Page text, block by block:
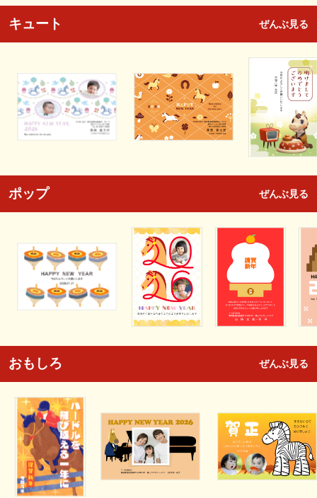
キュート ぜんぶ見る
ポップ ぜんぶ見る
おもしろ ぜんぶ見る